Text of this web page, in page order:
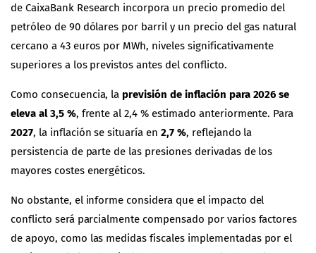
de CaixaBank Research incorpora un precio promedio del
petróleo de 90 dólares por barril y un precio del gas natural
cercano a 43 euros por MWh, niveles significativamente
superiores a los previstos antes del conflicto.
Como consecuencia, la previsión de inflación para 2026 se
eleva al 3,5 %, frente al 2,4 % estimado anteriormente. Para
2027, la inflación se situaría en 2,7 %, reflejando la
persistencia de parte de las presiones derivadas de los
mayores costes energéticos.
No obstante, el informe considera que el impacto del
conflicto será parcialmente compensado por varios factores
de apoyo, como las medidas fiscales implementadas por el